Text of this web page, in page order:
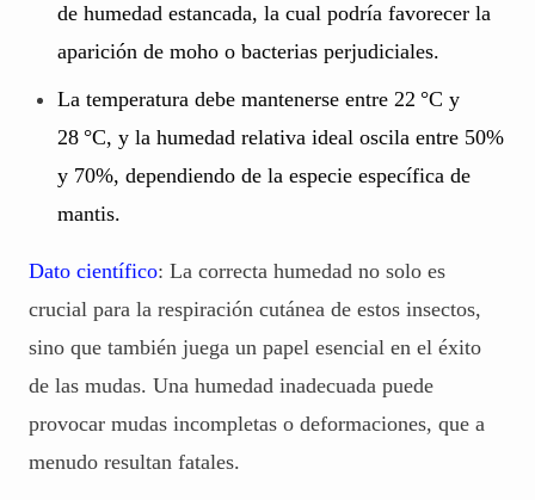
de humedad estancada, la cual podría favorecer la
aparición de moho o bacterias perjudiciales.
La temperatura debe mantenerse entre 22 °C y
28 °C, y la humedad relativa ideal oscila entre 50%
y 70%, dependiendo de la especie específica de
mantis.
Dato científico: La correcta humedad no solo es
crucial para la respiración cutánea de estos insectos,
sino que también juega un papel esencial en el éxito
de las mudas. Una humedad inadecuada puede
provocar mudas incompletas o deformaciones, que a
menudo resultan fatales.